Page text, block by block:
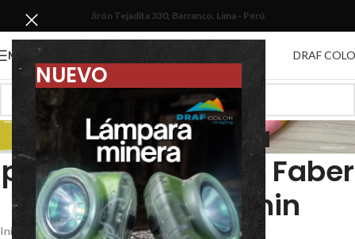
NUEVO
Jirón Tejadita 330, Barranco. Lima - Perú
MENU DRAF
Colores línea
profesional marca Faber
Castell y Verithin
Inicio / Dibujo y mapeo/